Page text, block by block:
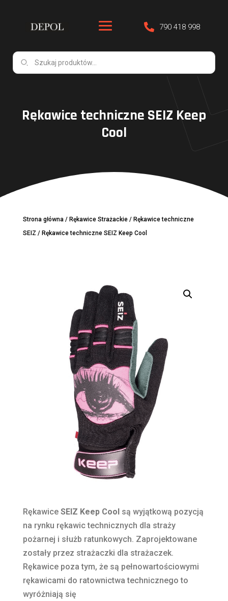
790 418 998
Rękawice techniczne SEIZ Keep
Cool
Strona główna/ Rękawice Strażackie/ Rękawice techniczne
SEIZ / Rękawice techniczne SEIZ Keep Cool
Rękawice SEIZ Keep Coolsą wyjątkową pozycją
na rynku rękawic technicznych dla straży
pożarnej i służb ratunkowych. Zaprojektowane
zostały przez strażaczki dla strażaczek.
Rękawice poza tym, że są pełnowartościowymi
rękawicami do ratownictwa technicznego to
wyróżniają się